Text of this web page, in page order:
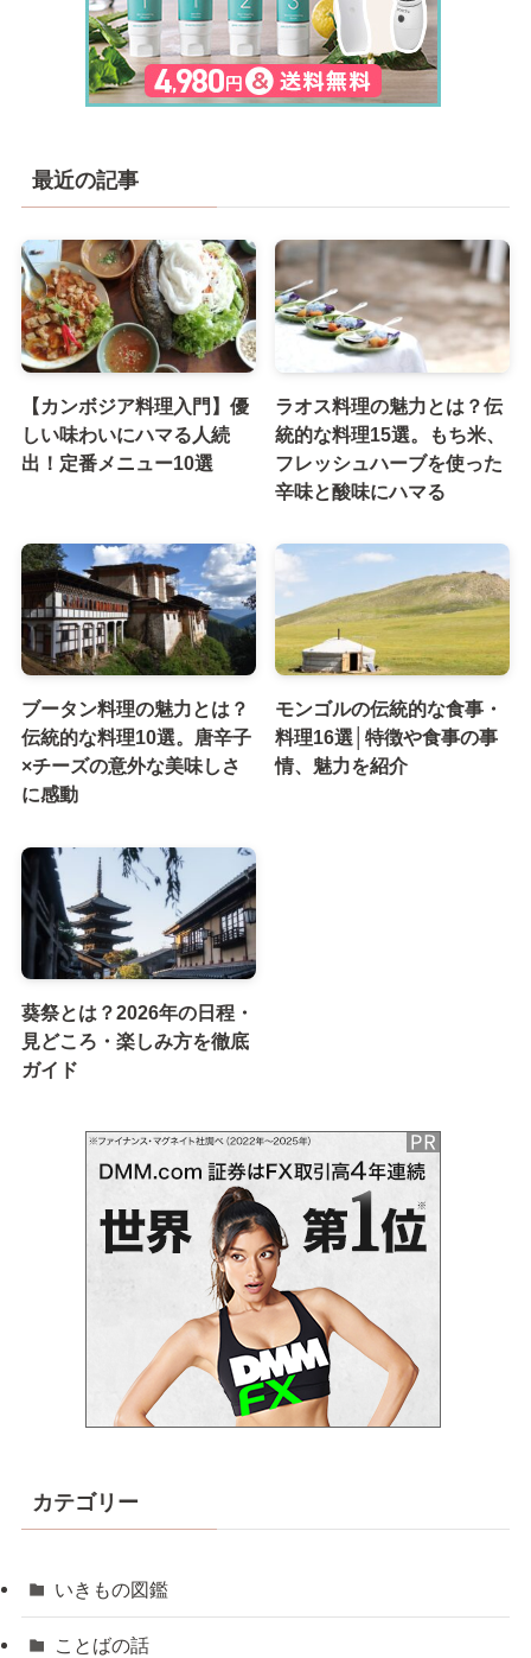
最近の記事
【カンボジア料理入門】優
しい味わいにハマる人続
出！定番メニュー10選
ラオス料理の魅力とは？伝
統的な料理15選。もち米、
フレッシュハーブを使った
辛味と酸味にハマる
ブータン料理の魅力とは？
伝統的な料理10選。唐辛子
×チーズの意外な美味しさ
に感動
モンゴルの伝統的な食事・
料理16選│特徴や食事の事
情、魅力を紹介
葵祭とは？2026年の日程・
見どころ・楽しみ方を徹底
ガイド
カテゴリー
いきもの図鑑
ことばの話